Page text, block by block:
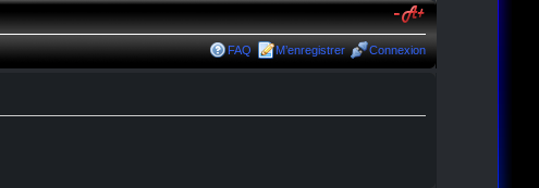
FAQ M’enregistrer Connexion